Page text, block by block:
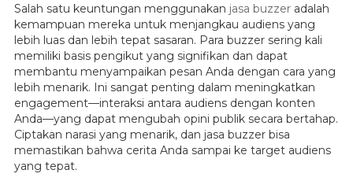
Salah satu keuntungan menggunakan jasa buzzeradalah
kemampuan mereka untuk menjangkau audiens yang
lebih luas dan lebih tepat sasaran. Para buzzer sering kali
memiliki basis pengikut yang signifikan dan dapat
membantu menyampaikan pesan Anda dengan cara yang
lebih menarik. Ini sangat penting dalam meningkatkan
engagement—interaksi antara audiens dengan konten
Anda—yang dapat mengubah opini publik secara bertahap.
Ciptakan narasi yang menarik, dan jasa buzzer bisa
memastikan bahwa cerita Anda sampai ke target audiens
yang tepat.